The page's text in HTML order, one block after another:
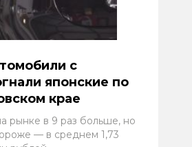
с
японские по
крае
рынке в 9 раз больше, но
— в среднем 1,73